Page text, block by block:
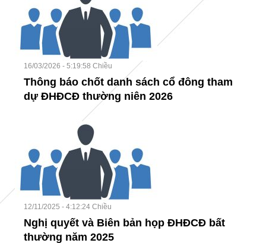
16/03/2026 - 5:19:58 Chiều
Thông báo chốt danh sách cổ đông tham
dự ĐHĐCĐ thường niên 2026
12/11/2025 - 4:12:24 Chiều
Nghị quyết và Biên bản họp ĐHĐCĐ bất
thường năm 2025